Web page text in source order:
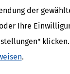
der
Ihre
.